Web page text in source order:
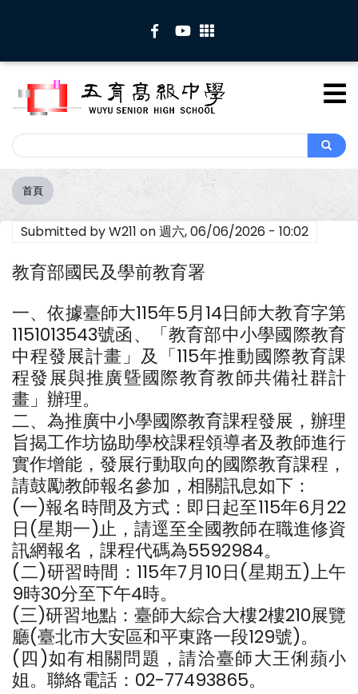
內
Search
Search
導
航
連
首頁
Submitted byW211 on週六, 06/06/2026 - 10:02
教育部國民及學前教育署
一、依據臺師大115年5月14日師大教育字第
1151013543號函、「教育部中小學國際教育
中程發展計畫」及「115年推動國際教育課
程發展與推廣曁國際教育教師共備社群計
畫」辦理。
二、為推廣中小學國際教育課程發展，辦理
旨揭工作坊協助學校課程領導者及教師進行
實作增能，發展行動取向的國際教育課程，
請鼓勵教師報名參加，相關訊息如下：
(一)報名時間及方式：即日起至115年6月22
日(星期一)止，請逕至全國教師在職進修資
訊網報名，課程代碼為5592984。
(二)研習時間：115年7月10日(星期五)上午
9時30分至下午4時。
(三)研習地點：臺師大綜合大樓2樓210展覽
廳(臺北市大安區和平東路一段129號)。
(四)如有相關問題，請洽臺師大王俐蘋小
姐。聯絡電話：02-77493865。